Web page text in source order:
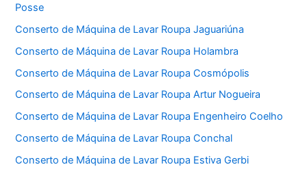
Posse
Conserto de Máquina de Lavar Roupa Jaguariúna
Conserto de Máquina de Lavar Roupa Holambra
Conserto de Máquina de Lavar Roupa Cosmópolis
Conserto de Máquina de Lavar Roupa Artur Nogueira
Conserto de Máquina de Lavar Roupa Engenheiro Coelho
Conserto de Máquina de Lavar Roupa Conchal
Conserto de Máquina de Lavar Roupa Estiva Gerbi